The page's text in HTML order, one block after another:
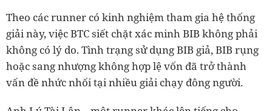
Theo các runner có kinh nghiệm tham gia hệ thống
giải này, việc BTC siết chặt xác minh BIB không phải
không có lý do. Tình trạng sử dụng BIB giả, BIB rụng
hoặc sang nhượng không hợp lệ vốn đã trở thành
vấn đề nhức nhối tại nhiều giải chạy đông người.